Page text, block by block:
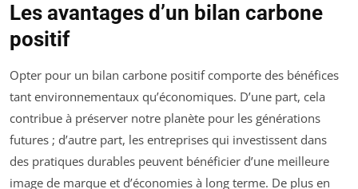
Les avantages d’un bilan carbone
positif
Opter pour un bilan carbone positif comporte des bénéfices
tant environnementaux qu’économiques. D’une part, cela
contribue à préserver notre planète pour les générations
futures ; d’autre part, les entreprises qui investissent dans
des pratiques durables peuvent bénéficier d’une meilleure
image de marque et d’économies à long terme. De plus en